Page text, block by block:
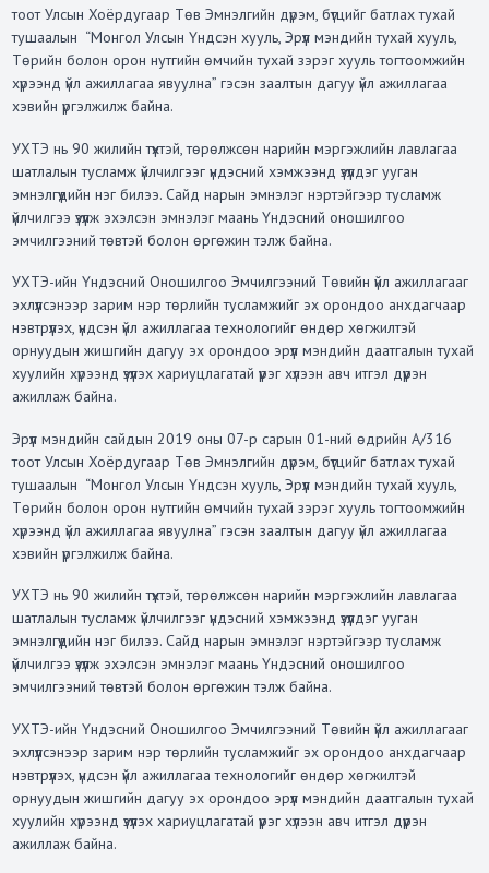
тоот Улсын Хоёрдугаар Төв Эмнэлгийн дүрэм, бүтцийг батлах тухай
тушаалын “Монгол Улсын Үндсэн хууль, Эрүүл мэндийн тухай хууль,
Төрийн болон орон нутгийн өмчийн тухай зэрэг хууль тогтоомжийн
хүрээнд үйл ажиллагаа явуулна” гэсэн заалтын дагуу үйл ажиллагаа
хэвийн үргэлжилж байна.
УХТЭ нь 90 жилийн түүхтэй, төрөлжсөн нарийн мэргэжлийн лавлагаа
шатлалын тусламж үйлчилгээг үндэсний хэмжээнд үзүүлдэг ууган
эмнэлгүүдийн нэг билээ. Сайд нарын эмнэлэг нэртэйгээр тусламж
үйлчилгээ үзүүлж эхэлсэн эмнэлэг маань Үндэсний оношилгоо
эмчилгээний төвтэй болон өргөжин тэлж байна.
УХТЭ-ийн Үндэсний Оношилгоо Эмчилгээний Төвийн үйл ажиллагааг
эхлүүлсэнээр зарим нэр төрлийн тусламжийг эх орондоо анхдагчаар
нэвтрүүлэх, үндсэн үйл ажиллагаа технологийг өндөр хөгжилтэй
орнуудын жишгийн дагуу эх орондоо эрүүл мэндийн даатгалын тухай
хуулийн хүрээнд үзүүлэх хариуцлагатай үүрэг хүлээн авч итгэл дүүрэн
ажиллаж байна.
Эрүүл мэндийн сайдын 2019 оны 07-р сарын 01-ний өдрийн А/316
тоот Улсын Хоёрдугаар Төв Эмнэлгийн дүрэм, бүтцийг батлах тухай
тушаалын “Монгол Улсын Үндсэн хууль, Эрүүл мэндийн тухай хууль,
Төрийн болон орон нутгийн өмчийн тухай зэрэг хууль тогтоомжийн
хүрээнд үйл ажиллагаа явуулна” гэсэн заалтын дагуу үйл ажиллагаа
хэвийн үргэлжилж байна.
УХТЭ нь 90 жилийн түүхтэй, төрөлжсөн нарийн мэргэжлийн лавлагаа
шатлалын тусламж үйлчилгээг үндэсний хэмжээнд үзүүлдэг ууган
эмнэлгүүдийн нэг билээ. Сайд нарын эмнэлэг нэртэйгээр тусламж
үйлчилгээ үзүүлж эхэлсэн эмнэлэг маань Үндэсний оношилгоо
эмчилгээний төвтэй болон өргөжин тэлж байна.
УХТЭ-ийн Үндэсний Оношилгоо Эмчилгээний Төвийн үйл ажиллагааг
эхлүүлсэнээр зарим нэр төрлийн тусламжийг эх орондоо анхдагчаар
нэвтрүүлэх, үндсэн үйл ажиллагаа технологийг өндөр хөгжилтэй
орнуудын жишгийн дагуу эх орондоо эрүүл мэндийн даатгалын тухай
хуулийн хүрээнд үзүүлэх хариуцлагатай үүрэг хүлээн авч итгэл дүүрэн
ажиллаж байна.